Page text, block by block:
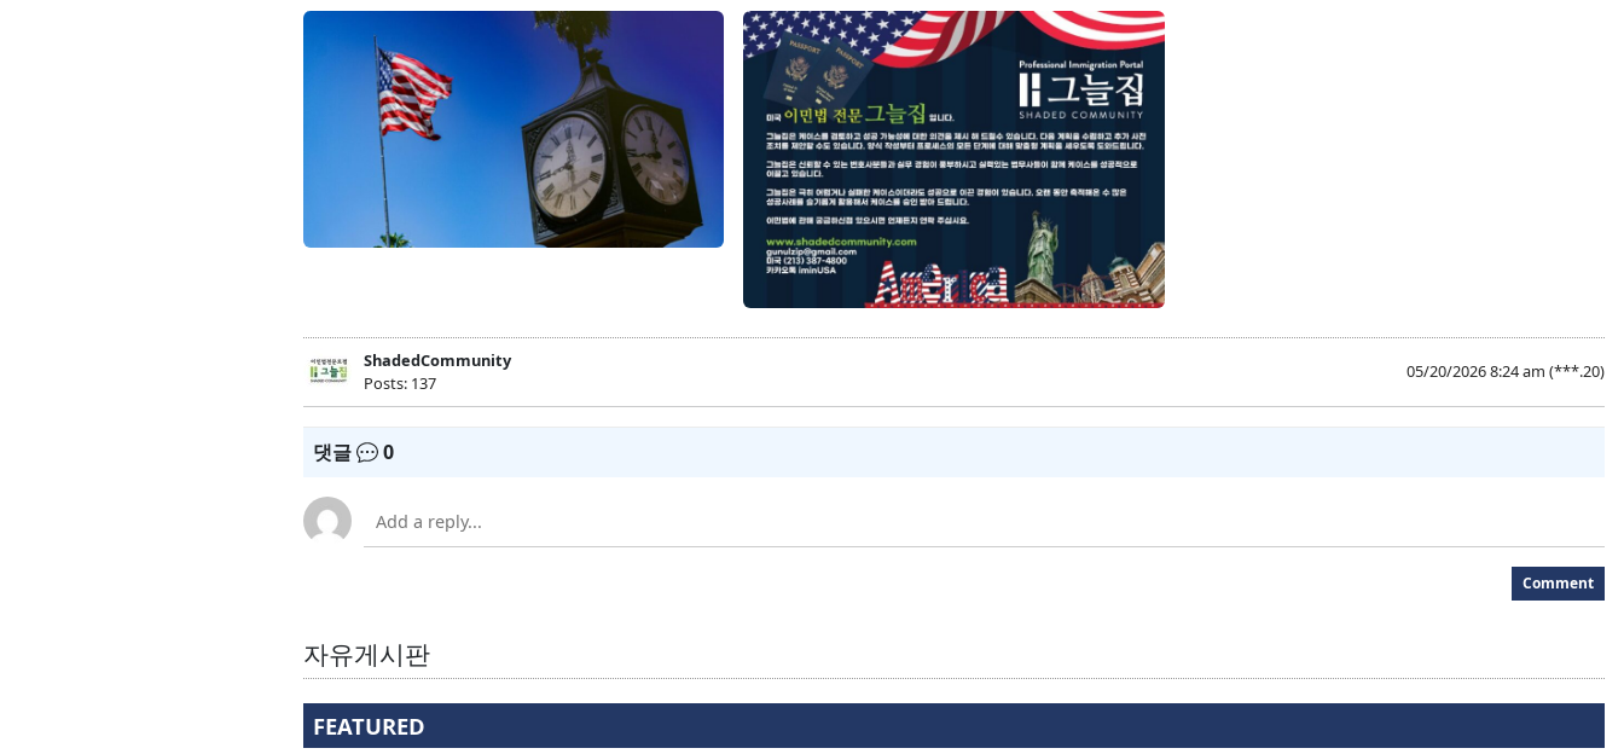
ShadedCommunity
Posts: 137
05/20/2026 8:24 am (***.20)
댓글 0
Comment
자유게시판
FEATURED